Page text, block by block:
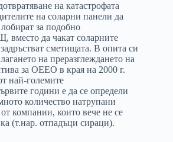
на катастрофата
на соларни панели да
за подобно
вместо да чакат соларните
сметищата. В опита си
на преразглеждането на
за ОЕЕО в края на 2000 г.
най-големите
години е да се определи
количество натрупани
компании, които вече не се
(т.нар. отпадъци сираци).